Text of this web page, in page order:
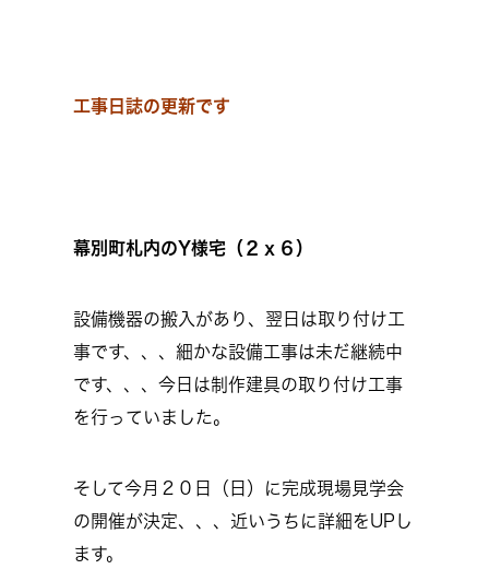
工事日誌の更新です
幕別町札内のY様宅（２ｘ６）
設備機器の搬入があり、翌日は取り付け工
事です、、、細かな設備工事は未だ継続中
です、、、今日は制作建具の取り付け工事
を行っていました。
そして今月２０日（日）に完成現場見学会
の開催が決定、、、近いうちに詳細をUPし
ます。